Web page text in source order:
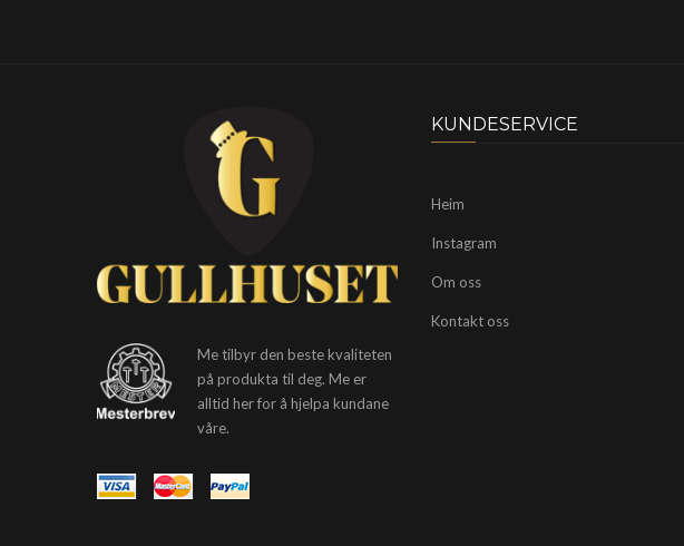
Me tilbyr den beste kvaliteten
på produkta til deg. Me er
alltid her for å hjelpa kundane
våre.
KUNDESERVICE
Heim
Instagram
Om oss
Kontakt oss